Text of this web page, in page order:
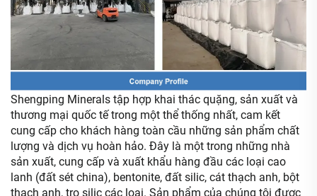
Shengping Minerals tập hợp khai thác quặng, sản xuất và
thương mại quốc tế trong một thể thống nhất, cam kết
cung cấp cho khách hàng toàn cầu những sản phẩm chất
lượng và dịch vụ hoàn hảo. Đây là một trong những nhà
sản xuất, cung cấp và xuất khẩu hàng đầu các loại cao
lanh (đất sét china), bentonite, đất silic, cát thạch anh, bột
thạch anh, tro silic các loại. Sản phẩm của chúng tôi được